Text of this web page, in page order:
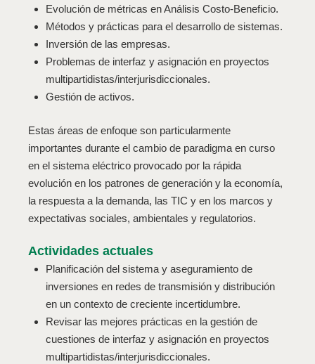
Evolución de métricas en Análisis Costo-Beneficio.
Métodos y prácticas para el desarrollo de sistemas.
Inversión de las empresas.
Problemas de interfaz y asignación en proyectos
multipartidistas/interjurisdiccionales.
Gestión de activos.
Estas áreas de enfoque son particularmente
importantes durante el cambio de paradigma en curso
en el sistema eléctrico provocado por la rápida
evolución en los patrones de generación y la economía,
la respuesta a la demanda, las TIC y en los marcos y
expectativas sociales, ambientales y regulatorios.
Actividades actuales
Planificación del sistema y aseguramiento de
inversiones en redes de transmisión y distribución
en un contexto de creciente incertidumbre.
Revisar las mejores prácticas en la gestión de
cuestiones de interfaz y asignación en proyectos
multipartidistas/interjurisdiccionales.